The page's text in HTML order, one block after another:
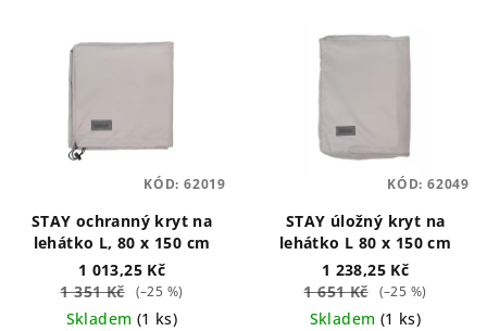
STAY ochranný kryt na
lehátko L, 80 x 150 cm
1 013,25 Kč
1 351 Kč
(–25 %)
Skladem (1 ks)
KÓD: 62019
STAY úložný kryt na
lehátko L 80 x 150 cm
1 238,25 Kč
1 651 Kč
(–25 %)
Skladem (1 ks)
KÓD: 62049